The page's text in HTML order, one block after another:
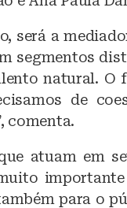
será a
segmentos
natural. O
de
comenta.
atuam em
importante
para o